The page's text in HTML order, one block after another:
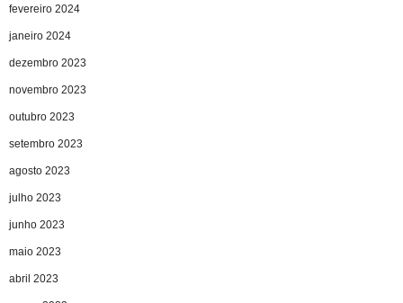
fevereiro 2024
janeiro 2024
dezembro 2023
novembro 2023
outubro 2023
setembro 2023
agosto 2023
julho 2023
junho 2023
maio 2023
abril 2023